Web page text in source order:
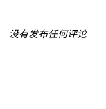
没有发布任何评论